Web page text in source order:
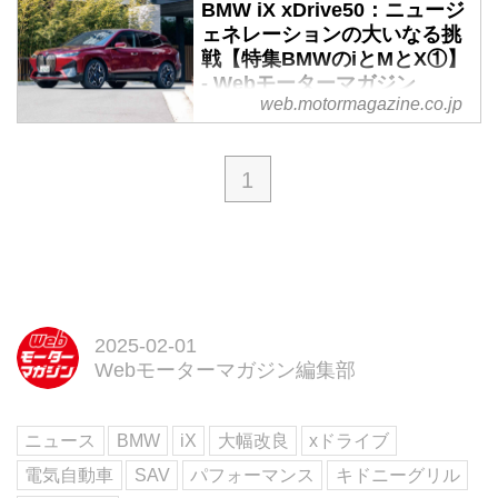
BMW iX xDrive50：ニュージ
ェネレーションの大いなる挑
戦【特集BMWのiとMとX①】
- Webモーターマガジン
理想を実現するための緻密なシナ
に実践し続けるBMW。今回の特
エックス）」の真価を感じ取って
月号より）
web.motormagazine.co.jp
1
2025-02-01
Webモーターマガジン編集部
ニュース BMW iX 大幅改良
xドライブ
電気自動車
SAV パフォーマンス キドニーグリル